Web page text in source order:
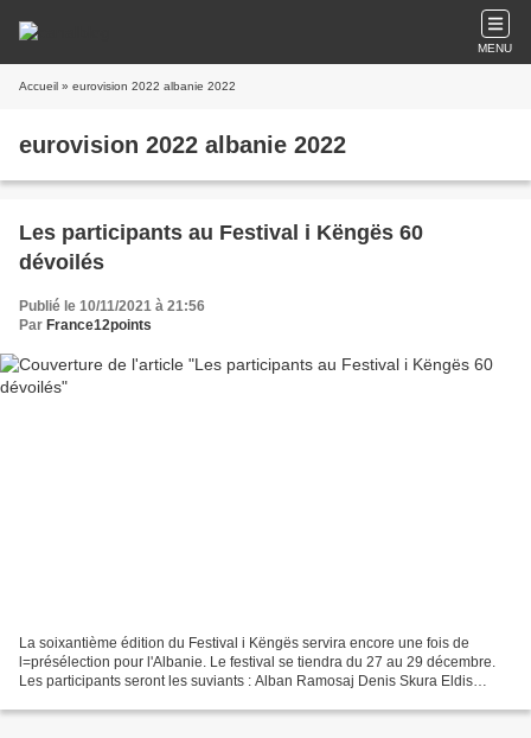
MENU
Accueil » eurovision 2022 albanie 2022
eurovision 2022 albanie 2022
Les participants au Festival i Këngës 60
dévoilés
Publié le 10/11/2021 à 21:56
Par France12points
La soixantième édition du Festival i Këngës servira encore une fois de
l=présélection pour l'Albanie. Le festival se tiendra du 27 au 29 décembre.
Les participants seront les suviants : Alban Ramosaj Denis Skura Eldis